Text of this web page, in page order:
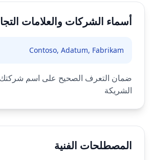
أسماء الشركات والعلامات
Contoso, Adatum, Fabrikam
ضمان التعرف الصحيح على اسم
الشريكة
المصطلحات الفنية